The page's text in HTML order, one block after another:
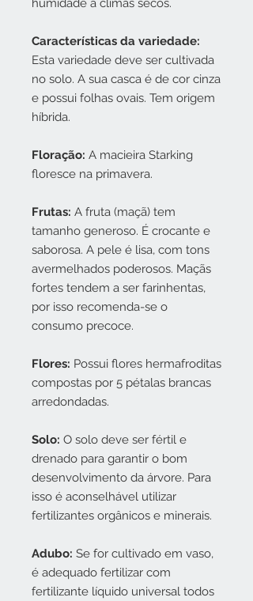
humidade a climas secos.
Características da variedade:
Esta variedade deve ser cultivada
no solo. A sua casca é de cor cinza
e possui folhas ovais. Tem origem
híbrida.
Floração: A macieira Starking
floresce na primavera.
Frutas: A fruta (maçã) tem
tamanho generoso. É crocante e
saborosa. A pele é lisa, com tons
avermelhados poderosos. Maçãs
fortes tendem a ser farinhentas,
por isso recomenda-se o
consumo precoce.
Flores: Possui flores hermafroditas
compostas por 5 pétalas brancas
arredondadas.
Solo: O solo deve ser fértil e
drenado para garantir o bom
desenvolvimento da árvore. Para
isso é aconselhável utilizar
fertilizantes orgânicos e minerais.
Adubo: Se for cultivado em vaso,
é adequado fertilizar com
fertilizante líquido universal todos